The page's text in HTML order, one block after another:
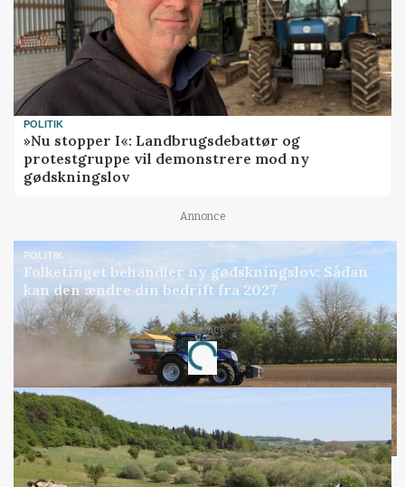
POLITIK
»Nu stopper I«: Landbrugsdebattør og
protestgruppe vil demonstrere mod ny
gødskningslov
Annonce
POLITIK
Folketinget behandler ny gødskningslov: Sådan
kan den ændre din bedrift fra 2027
Annonce
Loading...